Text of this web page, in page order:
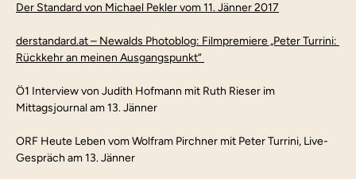
Der Standard von Michael Pekler vom 11. Jänner 2017
derstandard.at – Newalds Photoblog: Filmpremiere „Peter Turrini:
Rückkehr an meinen Ausgangspunkt“
Ö1 Interview von Judith Hofmann mit Ruth Rieser im
Mittagsjournal am 13. Jänner
ORF Heute Leben vom Wolfram Pirchner mit Peter Turrini, Live-
Gespräch am 13. Jänner